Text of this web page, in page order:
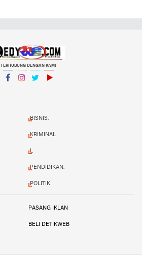
TERHUBUNG DENGAN KAMI
BISNIS.
KRIMINAL
L
PENDIDIKAN.
POLITIK.
PASANG IKLAN
BELI DETIKWEB